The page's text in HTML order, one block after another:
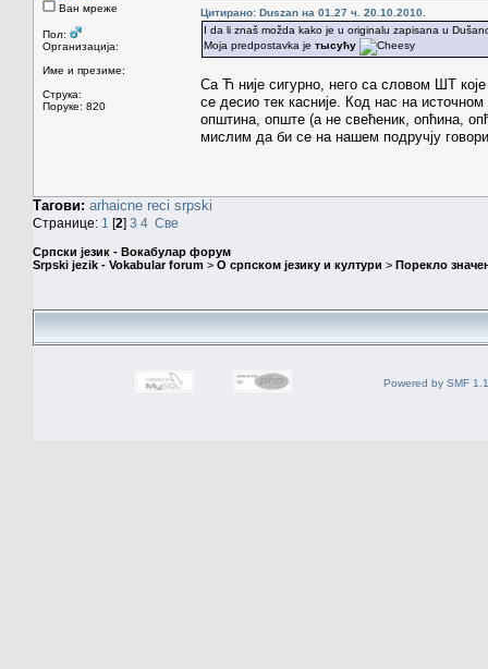
Ван мреже
Пол:
Организација:
Име и презиме:
Струка:
Поруке: 820
Цитирано: Duszan на 01.27 ч. 20.10.2010.
I da li znaš možda kako je u originalu zapisana u
Moja predpostavka je тысућу
Са Ћ није сигурно, него са словом ШТ
се десио тек касније. Код нас на
општина, опште (а не свећеник, опћина,
мислим да би се на нашем подручју
Тагови: arhaicne reci srpski
Странице: 1 [2] 3 4 Све
Српски језик - Вокабулар форум
Srpski jezik - Vokabular forum > О српском језику и култури > Порекло
Powered by SMF